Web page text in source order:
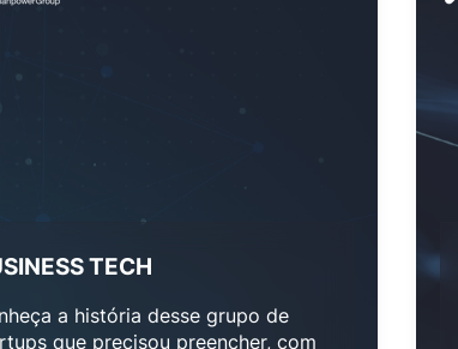
TECH
a história desse grupo de
que precisou preencher, com